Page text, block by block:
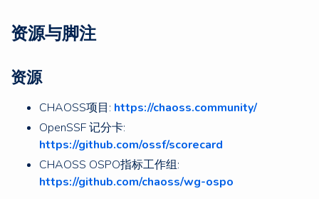
资源与脚注
资源
CHAOSS项目: https://chaoss.community/
OpenSSF 记分卡:
https://github.com/ossf/scorecard
CHAOSS OSPO指标工作组:
https://github.com/chaoss/wg-ospo